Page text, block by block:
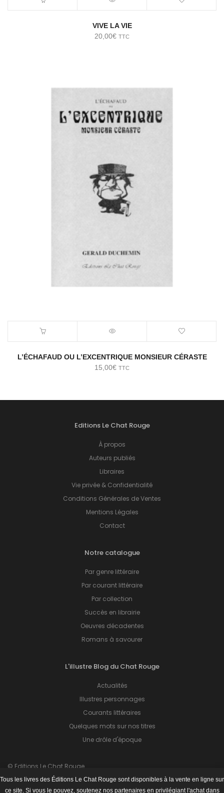
Tous les livres des Éditions Le Chat Rouge sont disponibles à la vente en ligne sur
ce site. Si vous le pouvez, soutenez nos partenaires en privilégiant l'achat dans
VIVE LA VIE
20,00€ TTC
L’ÉCHAFAUD OU L’EXCENTRIQUE MONSIEUR CÉRASTE
15,00€ TTC
Editions Le Chat Rouge
À propos
Auteurs publiés
Libraires
Vie privée & Confidentialité
Conditions Générales de Ventes
Mentions Légales
Contact
Notre catalogue
Par genre littéraire
Par courant littéraire
Par collection
Succès en librairie
Oeuvres décadentes
Romans à savourer
L'illustre Blog du Chat Rouge
Actualités
Illustres personnages
Courants littéraires
Quelques mots sur nos titres
Une drôle d'époque
© Editions Le Chat Rouge.
Tous droits réservés.
Hébergé parEXAGENIUS.